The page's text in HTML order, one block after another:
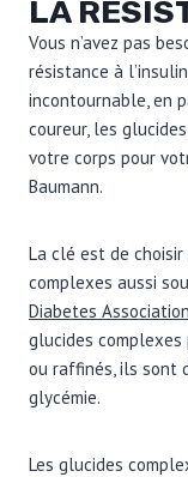
LA
Vous n’avez pas
résistance à
incontournable, en
coureur, les
votre corps pour
Baumann.
La clé est de
complexes aussi
Diabetes
glucides
ou raffinés, ils sont
glycémie.
Les glucides